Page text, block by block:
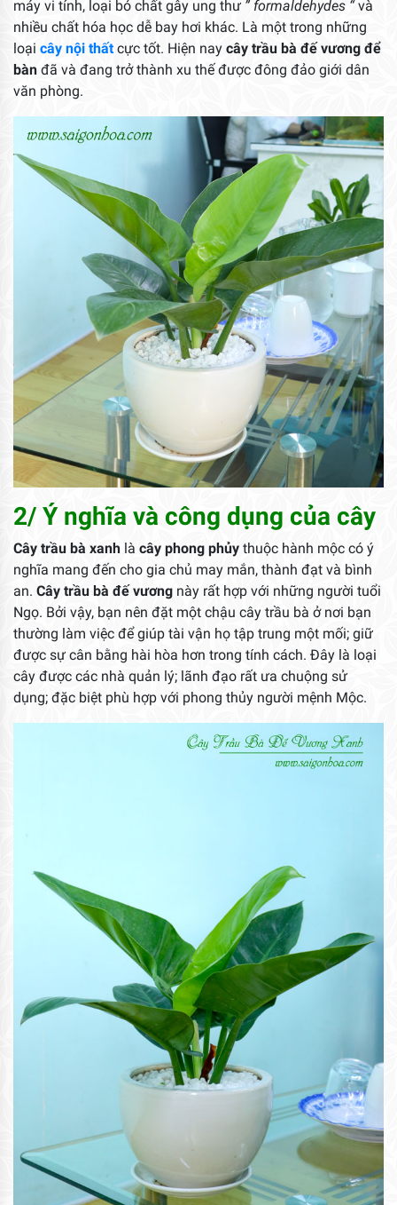
máy vi tính, loại bỏ chất gây ung thư ” formaldehydes “và
nhiều chất hóa học dễ bay hơi khác. Là một trong những
loại cây nội thất cực tốt. Hiện nay cây trầu bà đế vương để
bàn đã và đang trở thành xu thế được đông đảo giới dân
văn phòng.
2/ Ý nghĩa và công dụng của cây
Cây trầu bà xanh là cây phong phủy thuộc hành mộc có ý
nghĩa mang đến cho gia chủ may mắn, thành đạt và bình
an. Cây trầu bà đế vương này rất hợp với những người tuổi
Ngọ. Bởi vậy, bạn nên đặt một chậu cây trầu bà ở nơi bạn
thường làm việc để giúp tài vận họ tập trung một mối; giữ
được sự cân bằng hài hòa hơn trong tính cách. Đây là loại
cây được các nhà quản lý; lãnh đạo rất ưa chuộng sử
dụng; đặc biệt phù hợp với phong thủy người mệnh Mộc.